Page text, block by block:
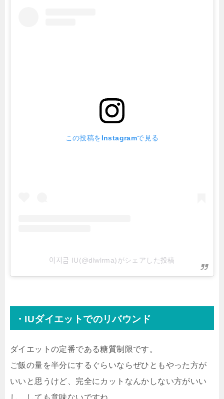
この投稿をInstagramで見る
이지금 IU(@dlwlrma)がシェアした投稿
・IUダイエットでのリバウンド
ダイエットの定番である糖質制限です。
ご飯の量を半分にするぐらいならぜひともやった方が
いいと思うけど、完全にカットなんかしない方がいい
し、しても意味ないですね。